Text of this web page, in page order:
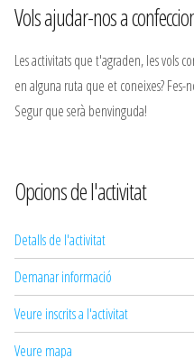
Vols ajudar-nos a
Les activitats que t'agraden, les vols
en alguna ruta que et coneixes? Fes-
Segur que serà benvinguda!
Opcions de l'activitat
Detalls de l'activitat
Demanar informació
Veure inscrits a l'activitat
Veure mapa